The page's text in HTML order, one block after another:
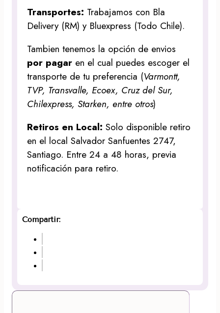
Transportes: Trabajamos con Bla
Delivery (RM) y Bluexpress (Todo Chile).
Tambien tenemos la opción de envios
por pagar en el cual puedes escoger el
transporte de tu preferencia (Varmontt,
TVP, Transvalle, Ecoex, Cruz del Sur,
Chilexpress, Starken, entre otros)
Retiros en Local:Solo disponible retiro
en el local Salvador Sanfuentes 2747,
Santiago. Entre 24 a 48 horas, previa
notificación para retiro.
Compartir: